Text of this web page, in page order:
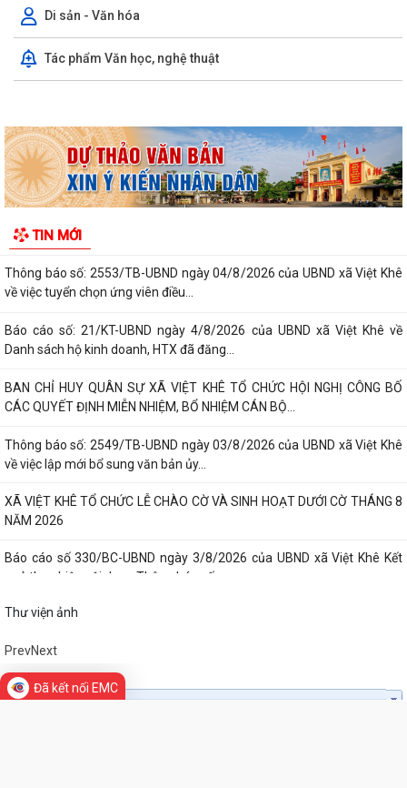
Di sản - Văn hóa
Tác phẩm Văn học, nghệ thuật
TIN MỚI
trên Nền tảng “Bình dân học...
Thông báo số: 159/TB-TTPVHCC ngày 4/8/2026 của UBND xã Việt
Khê Niêm yết về việc Bãi bỏ một số...
việc tuyên truyền thực hiện Chỉ thị...
Thông báo số: 158/TB-TTPVHCC ngày 4/8/2026 của UBND xã Việt
Khê Niêm yết về việc Bãi bỏ một số...
Thông báo số: 2553/TB-UBND ngày 04/8/2026 của UBND xã Việt Khê
về việc tuyển chọn ứng viên điều...
Báo cáo số: 21/KT-UBND ngày 4/8/2026 của UBND xã Việt Khê về
Danh sách hộ kinh doanh, HTX đã đăng...
BAN CHỈ HUY QUÂN SỰ XÃ VIỆT KHÊ TỔ CHỨC HỘI NGHỊ CÔNG BỐ
CÁC QUYẾT ĐỊNH MIỄN NHIỆM, BỔ NHIỆM CÁN BỘ...
Thông báo số: 2549/TB-UBND ngày 03/8/2026 của UBND xã Việt Khê
về việc lập mới bổ sung văn bản ủy...
XÃ VIỆT KHÊ TỔ CHỨC LỄ CHÀO CỜ VÀ SINH HOẠT DƯỚI CỜ THÁNG 8
NĂM 2026
Báo cáo số 330/BC-UBND ngày 3/8/2026 của UBND xã Việt Khê Kết
Hội Nông dân xã Việt Khê phối hợp với Công ty Cổ phần Tư Nông
nghiệp và Xây dựng Hải Phong tổ chức...
Đã kết nối EMC